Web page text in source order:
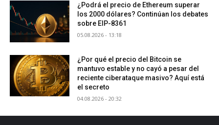
¿Podrá el precio de Ethereum superar
los 2000 dólares? Continúan los debates
sobre EIP-8361
05.08.2026 - 13:18
¿Por qué el precio del Bitcoin se
mantuvo estable y no cayó a pesar del
reciente ciberataque masivo? Aquí está
el secreto
04.08.2026 - 20:32